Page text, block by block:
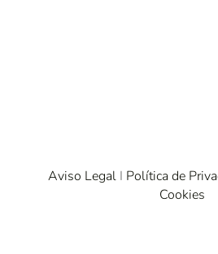
Aviso LegalI Política de
Cookies